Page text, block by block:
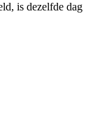
is dezelfde dag